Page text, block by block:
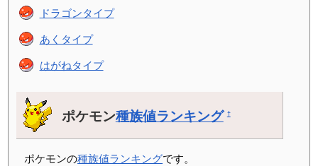
ドラゴンタイプ
あくタイプ
はがねタイプ
ポケモン種族値ランキング †
ポケモンの種族値ランキングです。